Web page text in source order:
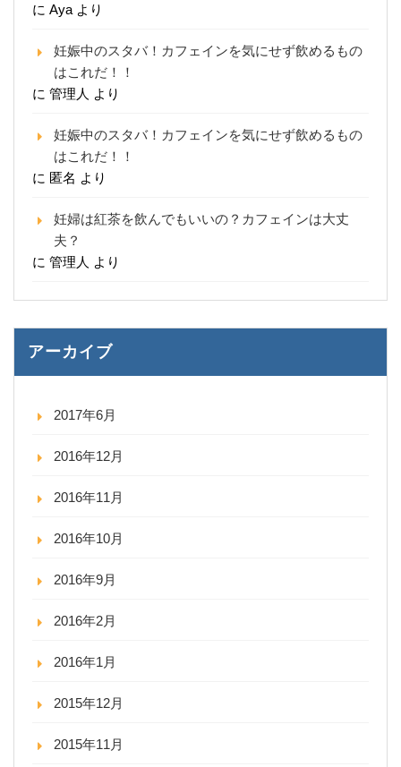
に Aya より
妊娠中のスタバ！カフェインを気にせず飲めるもの
はこれだ！！
に 管理人 より
妊娠中のスタバ！カフェインを気にせず飲めるもの
はこれだ！！
に 匿名 より
妊婦は紅茶を飲んでもいいの？カフェインは大丈
夫？
に 管理人 より
アーカイブ
2017年6月
2016年12月
2016年11月
2016年10月
2016年9月
2016年2月
2016年1月
2015年12月
2015年11月